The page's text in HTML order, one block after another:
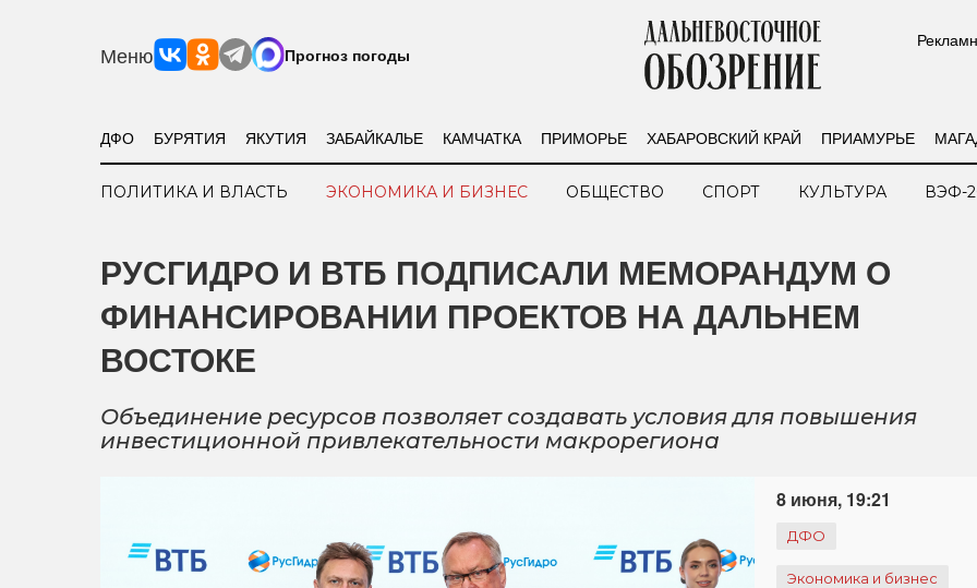
Меню Прогноз погоды
ДФО БУРЯТИЯ ЯКУТИЯ ЗАБАЙКАЛЬЕ КАМЧАТКА ПРИМОРЬЕ ХАБАРОВСКИЙ КРАЙ ПРИАМУРЬЕ
ПОЛИТИКА И ВЛАСТЬ ЭКОНОМИКА И БИЗНЕС ОБЩЕСТВО СПОРТ КУЛЬТУРА ВЭФ-
РУСГИДРО И ВТБ ПОДПИСАЛИ МЕМОРАНДУМ О
ФИНАНСИРОВАНИИ ПРОЕКТОВ НА ДАЛЬНЕМ
ВОСТОКЕ
Объединение ресурсов позволяет создавать условия для повышения
инвестиционной привлекательности макрорегиона
8 июня, 19:21
ДФО
Экономика и бизнес